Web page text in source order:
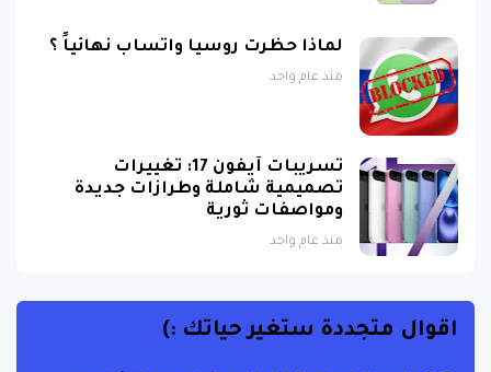
لماذا حظرت روسيا واتساب نهائياً ؟
منذ عام واحد
تسريبات آيفون 17: تغييرات
تصميمية شاملة وطرازات جديدة
ومواصفات ثورية
منذ عام واحد
اقوال متجددة ستغير حياتك :)